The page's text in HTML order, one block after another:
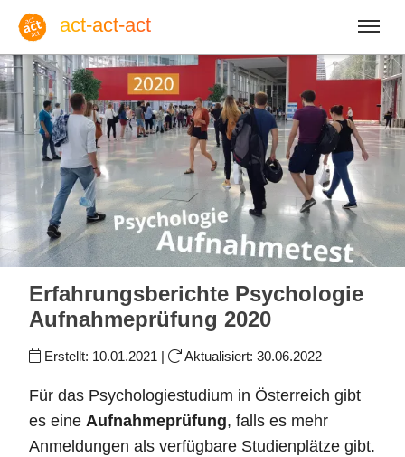
act-act-act
Anmelden
Blog
So, 09. August 2026 | 32
Erfahrungsberichte Psychologie
Aufnahmeprüfung 2020
Erstellt: 10.01.2021 | Aktualisiert: 30.06.2022
Für das Psychologiestudium in Österreich gibt
es eine Aufnahmeprüfung, falls es mehr
Anmeldungen als verfügbare Studienplätze gibt.